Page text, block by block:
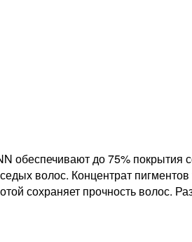
обеспечивают до 75% покрытия
волос. Концентрат пигментов
сохраняет прочность волос.